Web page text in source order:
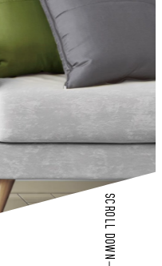
SCROLL DOWN